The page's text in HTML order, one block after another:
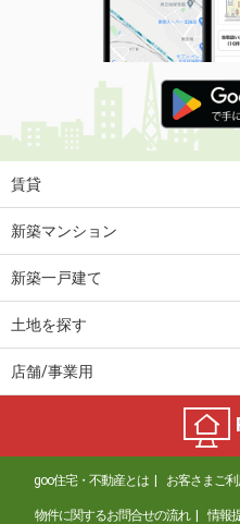
賃貸
新築マンション
新築一戸建て
土地を探す
店舗/事業用
goo住宅・不動産とは お客さまご
物件に関するお問合せの流れ 情報